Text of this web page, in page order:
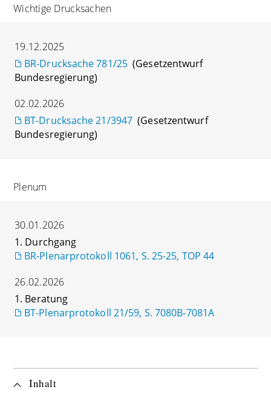
Wichtige Drucksachen
19.12.2025
BR-Drucksache 781/25 (Gesetzentwurf
Bundesregierung)
02.02.2026
BT-Drucksache 21/3947 (Gesetzentwurf
Bundesregierung)
Plenum
30.01.2026
1. Durchgang
BR-Plenarprotokoll 1061, S. 25-25, TOP 44
26.02.2026
1. Beratung
BT-Plenarprotokoll 21/59, S. 7080B-7081A
Inhalt